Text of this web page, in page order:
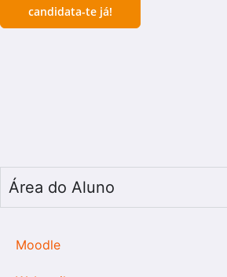
candidata-te já!
Área do Aluno
Moodle